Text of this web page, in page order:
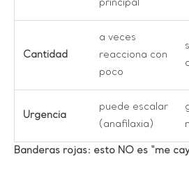
principal
Cantidad
a veces
reacciona con
poco
Urgencia
puede escalar
(anafilaxia)
Banderas rojas: esto NO es “me